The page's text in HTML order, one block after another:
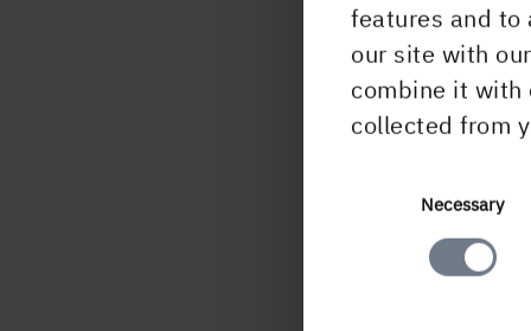
features and to
our site with
combine it with
collected from
Necessary